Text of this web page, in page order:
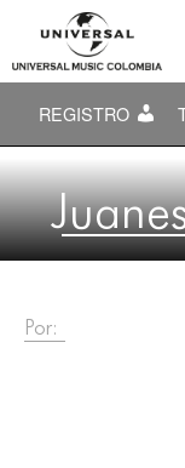
REGISTRO
Por: